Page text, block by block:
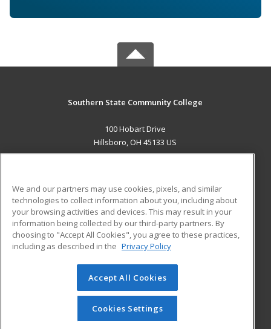
Southern State Community College
100 Hobart Drive
Hillsboro, OH 45133 US
ADDITIONAL RESOURCES
Military
Financial Assistance
Help
Student Blog
© 2026 ed2go, a division of Cengage Learning. All rights
reserved. The material on this site cannot be reproduced or
redistributed unless you have obtained prior written
permission from Cengage Learning.Privacy Policy
We and our partners may use cookies, pixels, and similar
technologies to collect information about you, including about
your browsing activities and devices. This may result in your
information being collected by our third-party partners. By
choosing to "Accept All Cookies", you agree to these practices,
including as described in the Privacy Policy
Accept All Cookies
Cookies Settings